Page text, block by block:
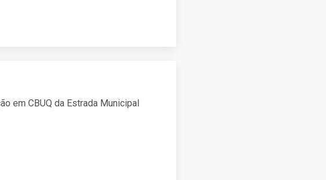
em CBUQ da Estrada Municipal